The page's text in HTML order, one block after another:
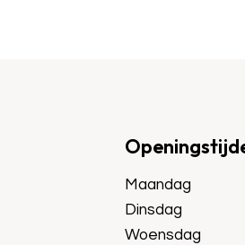
Maandag
Dinsdag
Woensdag